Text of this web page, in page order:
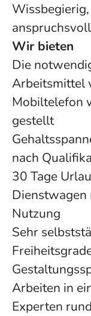
Wir bieten
Die
Arbeitsmittel
Mobiltelefon
gestellt
nach
30 Tage
Nutzung
Sehr
Arbeiten in
Experten